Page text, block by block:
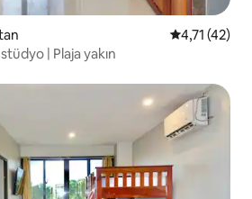
5 üzerinden
4,71 (42)
| Plaja yakın